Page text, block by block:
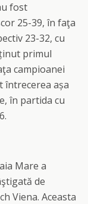
fost
25-39, în faţa
23-32, cu
primul
campioanei
întrecerea așa
în partida cu
Mare a
de
Viena. Aceasta